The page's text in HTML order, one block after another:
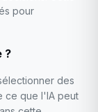
pour
?
des
ce que l'IA peut